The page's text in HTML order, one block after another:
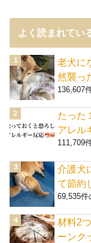
よく読まれてい
老犬に
然襲っ
136,607
たった
アレル
111,709
介護犬
て節約
69,535件
材料2
ーンク